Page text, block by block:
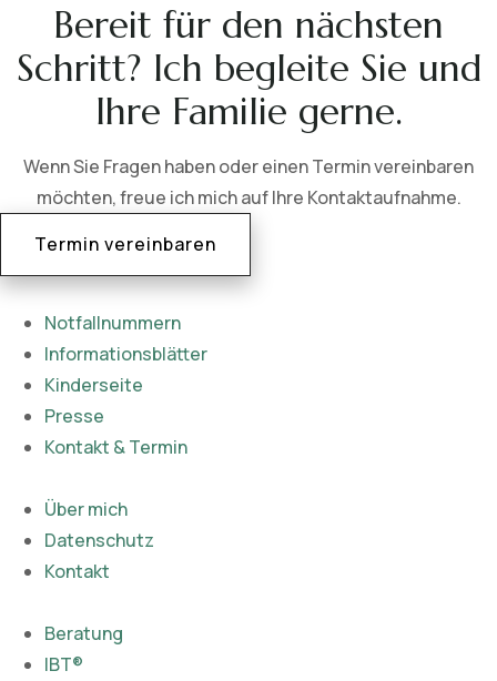
Bereit für den nächsten
Schritt? Ich begleite Sie und
Ihre Familie gerne.
Wenn Sie Fragen haben oder einen Termin vereinbaren
möchten, freue ich mich auf Ihre Kontaktaufnahme.
Termin vereinbaren
Notfallnummern
Informationsblätter
Kinderseite
Presse
Kontakt & Termin
Über mich
Datenschutz
Kontakt
Beratung
IBT®